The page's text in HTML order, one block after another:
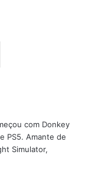
com Donkey
PS5. Amante de
Simulator,